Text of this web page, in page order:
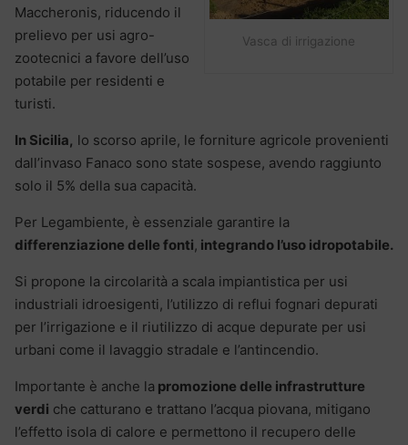
Vasca di irrigazione
Maccheronis, riducendo il
prelievo per usi agro-
zootecnici a favore dell’uso
potabile per residenti e
turisti.
In Sicilia, lo scorso aprile, le forniture agricole provenienti
dall’invaso Fanaco sono state sospese, avendo raggiunto
solo il 5% della sua capacità.
Per Legambiente, è essenziale garantire la
differenziazione delle fonti, integrando l’uso idropotabile.
Si propone la circolarità a scala impiantistica per usi
industriali idroesigenti, l’utilizzo di reflui fognari depurati
per l’irrigazione e il riutilizzo di acque depurate per usi
urbani come il lavaggio stradale e l’antincendio.
Importante è anche la promozione delle infrastrutture
verdi che catturano e trattano l’acqua piovana, mitigano
l’effetto isola di calore e permettono il recupero delle